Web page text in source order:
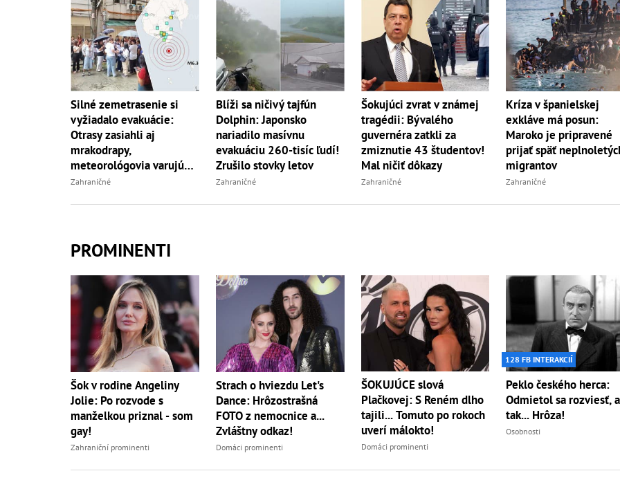
Silné zemetrasenie si
vyžiadalo evakuácie:
Otrasy zasiahli aj
mrakodrapy,
meteorológovia varujú
pred dotrasmi
Zahraničné
Blíži sa ničivý tajfún
Dolphin: Japonsko
nariadilo masívnu
evakuáciu 260-tisíc ľudí!
Zrušilo stovky letov
Zahraničné
Šokujúci zvrat v známej
tragédii: Bývalého
guvernéra zatkli za
zmiznutie 43 študentov!
Mal ničiť dôkazy
Zahraničné
Kríza v španielskej
exkláve má posun:
Maroko je pripravené
prijať späť
migrantov
Zahraničné
PROMINENTI
Šok v rodine Angeliny
Jolie: Po rozvode s
manželkou priznal - som
gay!
Zahraniční prominenti
Strach o hviezdu Let's
Dance: Hrôzostrašná
FOTO z nemocnice a...
Zvláštny odkaz!
Domáci prominenti
ŠOKUJÚCE slová
Plačkovej: S Reném dlho
tajili... Tomuto po rokoch
uverí málokto!
Domáci prominenti
128 FB INTERAKCIÍ
Peklo českého herca:
Odmietol sa rozviesť, a
tak... Hrôza!
Osobnosti